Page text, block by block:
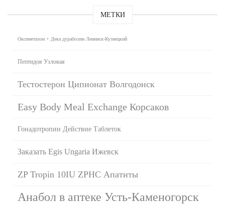
МЕТКИ
Оксиметалон + Дека дураболин Ленинск-Кузнецкий
Пептидов Узловая
Тестостерон Ципионат Волгодонск
Easy Body Meal Exchange Корсаков
Гонадотропин Действие Таблеток
Заказать Egis Ungaria Ижевск
ZP Tropin 10IU ZPHC Апатиты
Анабол в аптеке Усть-Каменогорск